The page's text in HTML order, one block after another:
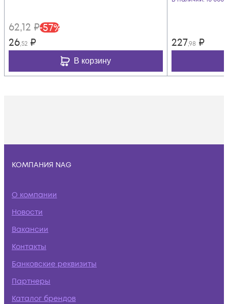
62,12 ₽-57%
26,52 ₽
В корзину
227,98 ₽
КОМПАНИЯ NAG
О компании
Новости
Вакансии
Контакты
Банковские реквизиты
Партнеры
Каталог брендов